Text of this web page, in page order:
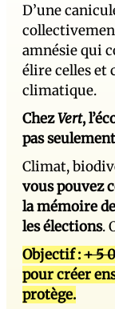
D’une
amnésie qui
élire celles et
climatique.
ChezVert,
pas
Climat,
vous pouvez
la mémoire
les élections.
Objectif :+ 5
pour créer
protège.